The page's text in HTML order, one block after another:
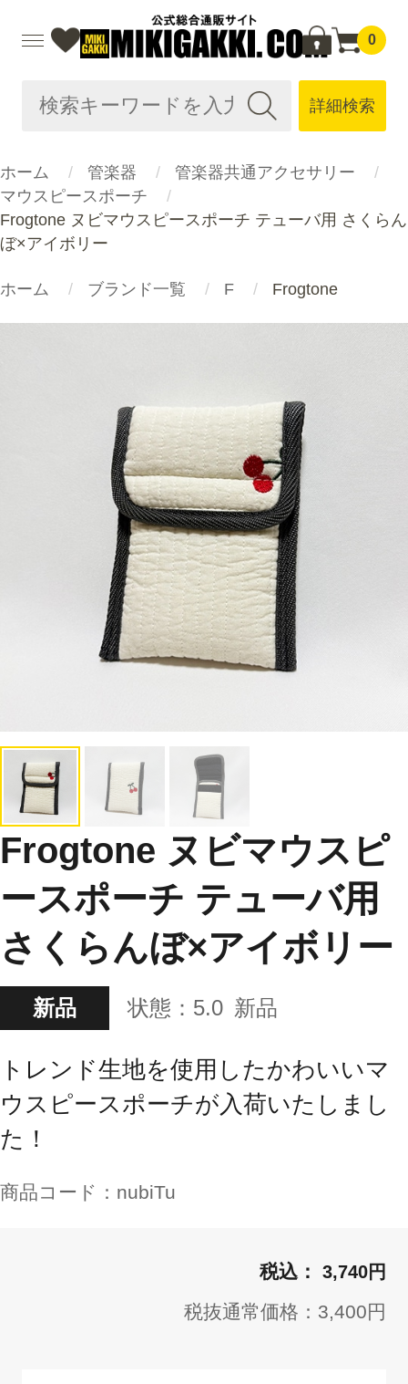
0
詳細検索
ホーム 管楽器
管楽器共通アクセサリー
マウスピースポーチ
Frogtone ヌビマウスピースポーチ テューバ用 さくらん
ぼ×アイボリー
ホーム ブランド一覧 F Frogtone
Frogtone ヌビマウスピ
ースポーチ テューバ用
さくらんぼ×アイボリー
新品 状態： 5.0 新品
トレンド生地を使用したかわいいマ
ウスピースポーチが入荷いたしまし
た！
商品コード： nubiTu
3,740円
税抜通常価格：3,400円